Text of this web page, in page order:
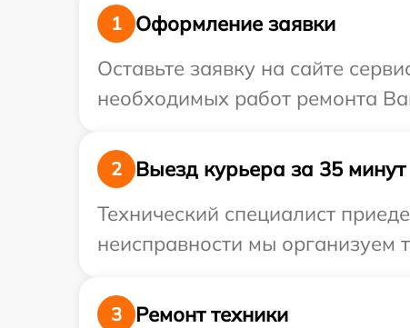
1
Оформление заявки
Оставьте заявку на сайте
необходимых работ ремонта
2
Выезд курьера за 35 минут
Технический специалист
неисправности мы организуем
3
Ремонт техники